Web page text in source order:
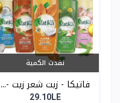
نفدت الكمية
فاتيكا - زيت شعر زيت -...
29.10LE